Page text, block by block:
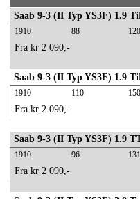
Saab 9-3 (II Typ YS3F) 1.9
1910 88 120
Fra kr 2 090,-
Saab 9-3 (II Typ YS3F) 1.9
1910 110 150
Fra kr 2 090,-
Saab 9-3 (II Typ YS3F) 1.9
1910 96 131
Fra kr 2 090,-